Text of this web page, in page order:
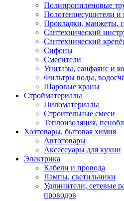
Полипропиленовые
Полотенцесушители
Прокладки, манжеты,
Сантехнический
Сантехнический
Сифоны
Смесители
Унитазы, санфаянс и
Фильтры воды,
Шаровые краны
Стройматериалы
Пиломатериалы
Строительные смеси
Теплоизоляция,
Хозтовары, бытовая химия
Автотовары
Аксессуары для кухни
Электрика
Кабели и провода
Лампы, светильники
Удлинители, сетевые
проводов